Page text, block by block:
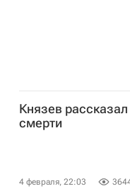
Князев
смерти
4 февраля, 22:03